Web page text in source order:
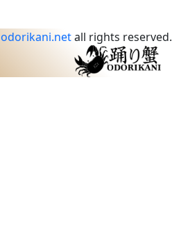
odorikani.netall rights reserved.